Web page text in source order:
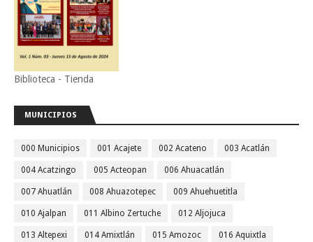
Biblioteca - Tienda
MUNICIPIOS
000 Municipios 001 Acajete 002 Acateno 003 Acatlán
004 Acatzingo 005 Acteopan 006 Ahuacatlán
007 Ahuatlán 008 Ahuazotepec 009 Ahuehuetitla
010 Ajalpan 011 Albino Zertuche 012 Aljojuca
013 Altepexi 014 Amixtlán 015 Amozoc 016 Aquixtla